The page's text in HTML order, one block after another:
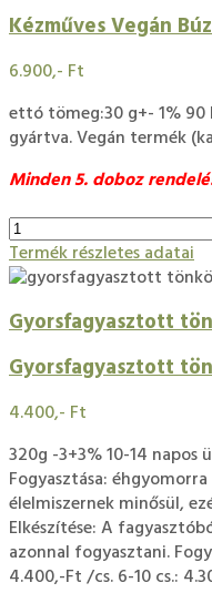
Kézműves Vegán
6.900,- Ft
ettó tömeg:30 g+- 1% 90
gyártva. Vegán termék
Minden 5. doboz
Termék részletes adatai
Gyorsfagyasztott
Gyorsfagyasztott
4.400,- Ft
320g -3+3% 10-14
Fogyasztása:
élelmiszernek minősül,
Elkészítése: A
azonnal fogyasztani.
4.400,-Ft /cs. 6-10 cs.: